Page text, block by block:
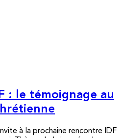
: le témoignage au
à la prochaine rencontre IDF